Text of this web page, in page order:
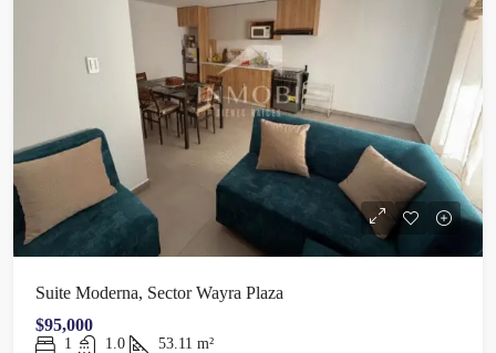
Suite Moderna, Sector Wayra Plaza
$95,000
1 1.0 53.11 m²